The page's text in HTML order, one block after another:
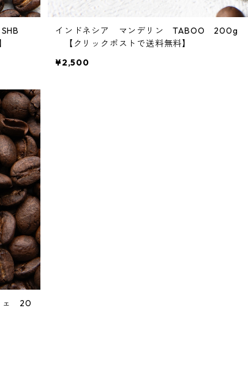
SHB
インドネシア マンデリン TABOO 200g
【クリックポストで送料無料】
¥2,500
ェ 20